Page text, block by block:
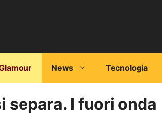
News Tecnologia
separa. I fuori onda